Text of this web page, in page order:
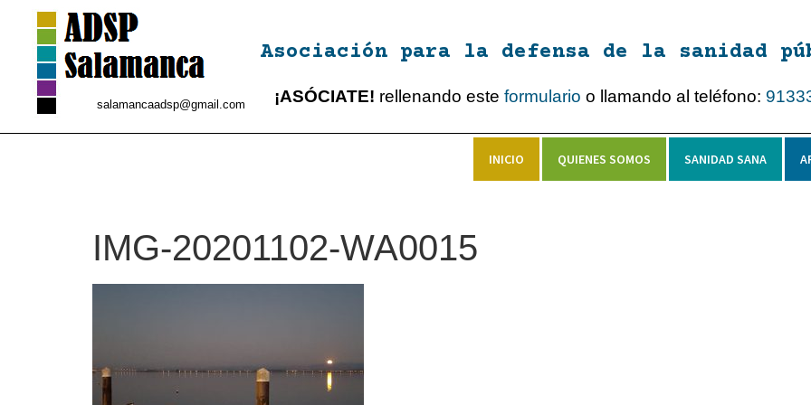
salamancaadsp@gmail.com
Asociación para la defensa de la sanidad
¡ASÓCIATE! rellenando esteformulario o llamando al teléfono:
INICIO QUIENES SOMOS SANIDAD SANA
IMG-20201102-WA0015